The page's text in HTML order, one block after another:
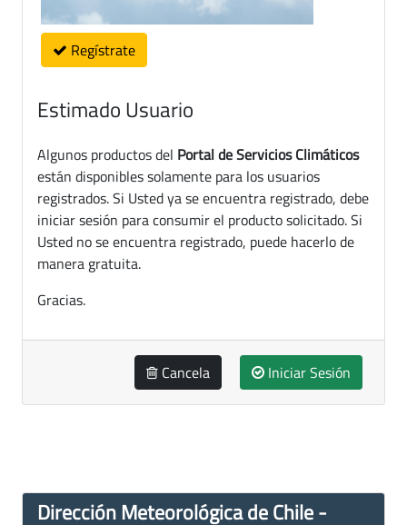
Regístrate
Estimado Usuario
Algunos productos del Portal de Servicios Climáticos
están disponibles solamente para los usuarios
registrados. Si Usted ya se encuentra registrado, debe
iniciar sesión para consumir el producto solicitado. Si
Usted no se encuentra registrado, puede hacerlo de
manera gratuita.
Gracias.
Cancela Iniciar Sesión
Dirección Meteorológica de Chile -